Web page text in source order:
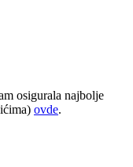
osigurala najbolje
ovde.